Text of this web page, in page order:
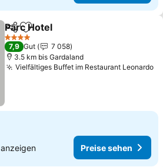
TeilenZu Favoriten hinzufügen
Parc Hotel
4 Sterne
7,9 Gut
7 058
3.5 km bis Gardaland
Vielfältiges Buffet im Restaurant Leonardo
anzeigen Preise sehen